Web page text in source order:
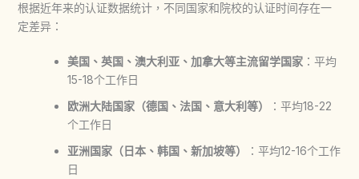
根据近年来的认证数据统计，不同国家和院校的认证时间存在一
定差异：
美国、英国、澳大利亚、加拿大等主流留学国家：平均
15-18个工作日
欧洲大陆国家（德国、法国、意大利等）
：平均18-22
个工作日
亚洲国家（日本、韩国、新加坡等）
：平均12-16个工作
日